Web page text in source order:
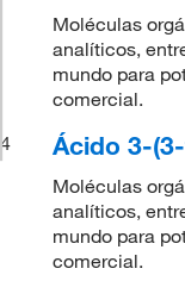
Moléculas
analíticos,
mundo para
comercial.
4
Ácido 3-
Moléculas
analíticos,
mundo para
comercial.